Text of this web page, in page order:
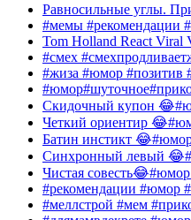
Равносильные углы.
#мемы #рекомендации
Tom Holland React Viral
#смех
#жиза #юмор #позитив
Скидочный купон
Четкий ориентир
Батин инстикт
Синхронный левый
Чистая
#рекомендации #юмор
#меллстрой #мем